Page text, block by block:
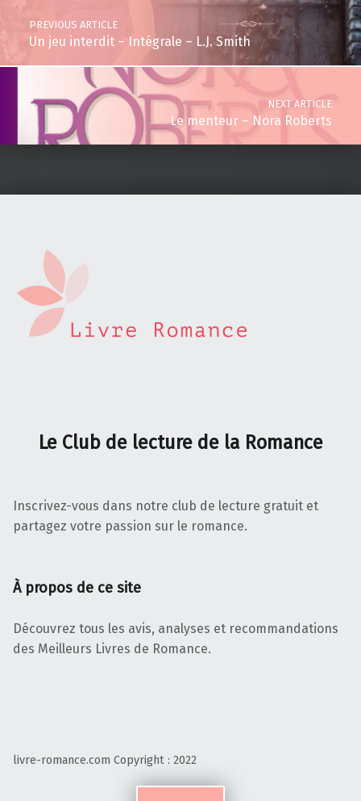
PREVIOUS ARTICLE
Un jeu interdit – Intégrale – L.J. Smith
NEXT ARTICLE
Le menteur – Nora Roberts
Le Club de lecture de la Romance
Inscrivez-vous dans notre club de lecture gratuit et
partagez votre passion sur le romance.
À propos de ce site
Découvrez tous les avis, analyses et recommandations
des Meilleurs Livres de Romance.
livre-romance.com Copyright : 2022